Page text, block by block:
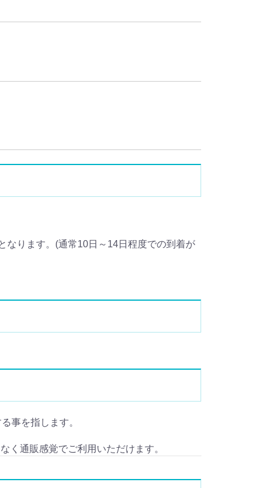
なります。(通常10日～14日程度での到着が
事を指します。
く通販感覚でご利用いただけます。